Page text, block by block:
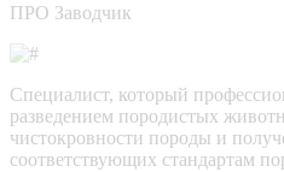
ПРО Заводчик
Специалист, который
разведением породистых
чистокровности породы и
соответствующих стандартам